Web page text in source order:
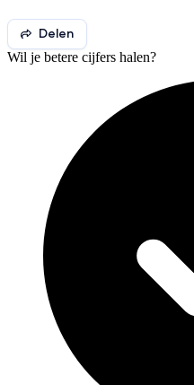
Delen
Wil je betere cijfers halen?